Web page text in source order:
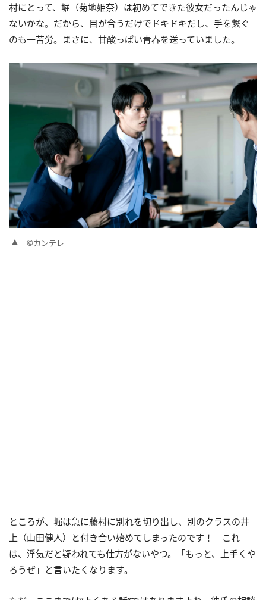
村にとって、堀（菊地姫奈）は初めてできた彼女だったんじゃ
ないかな。だから、目が合うだけでドキドキだし、手を繋ぐ
のも一苦労。まさに、甘酸っぱい青春を送っていました。
©カンテレ
ところが、堀は急に藤村に別れを切り出し、別のクラスの井
上（山田健人）と付き合い始めてしまったのです！ これ
は、浮気だと疑われても仕方がないやつ。「もっと、上手くや
ろうぜ」と言いたくなります。